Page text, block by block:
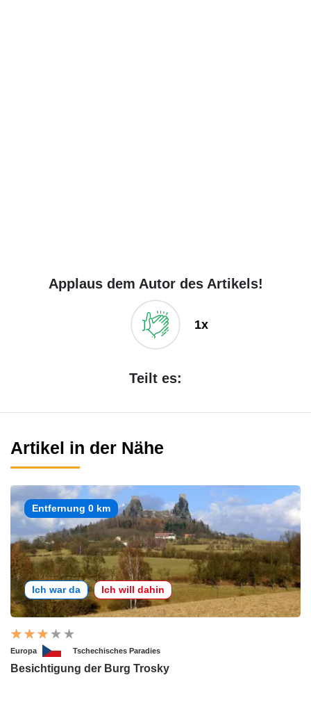
Applaus dem Autor des Artikels!
1x
Teilt es:
Artikel in der Nähe
Entfernung 0 km
Ich war da Ich will dahin
Europa Tschechisches Paradies
Besichtigung der Burg Trosky